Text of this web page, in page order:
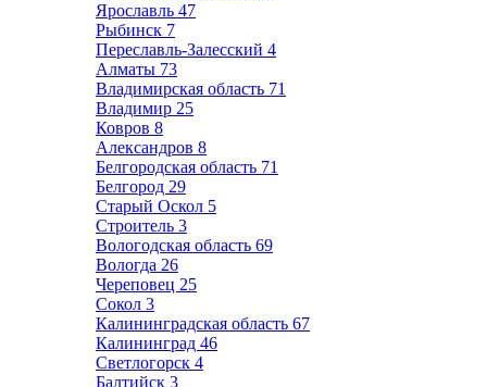
Ярославль 47
Рыбинск 7
Переславль-Залесский 4
Алматы 73
Владимирская область 71
Владимир 25
Ковров 8
Александров 8
Белгородская область 71
Белгород 29
Старый Оскол 5
Строитель 3
Вологодская область 69
Вологда 26
Череповец 25
Сокол 3
Калининградская область 67
Калининград 46
Светлогорск 4
Балтийск 3